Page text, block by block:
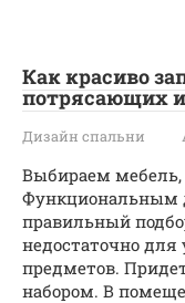
Как красиво
потрясающих
Дизайн спальни
Выбираем мебель,
Функциональным
правильный
недостаточно для
предметов.
набором. В